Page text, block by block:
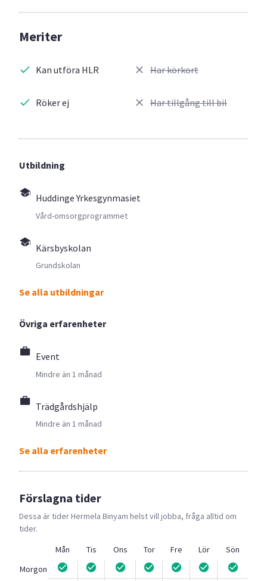
Meriter
Kan utföra HLR
Röker ej
Har körkort
Har tillgång till bil
Utbildning
Huddinge Yrkesgynmasiet
Vård-omsorgprogrammet
Kärsbyskolan
Grundskolan
Se alla utbildningar
Övriga erfarenheter
Event
Mindre än 1 månad
Trädgårdshjälp
Mindre än 1 månad
Se alla erfarenheter
Förslagna tider
Dessa är tiderHermela Binyam helst vill jobba, fråga alltid om
tider.
Mån
Tis Ons Tor Fre Lör
Sön
Morgon